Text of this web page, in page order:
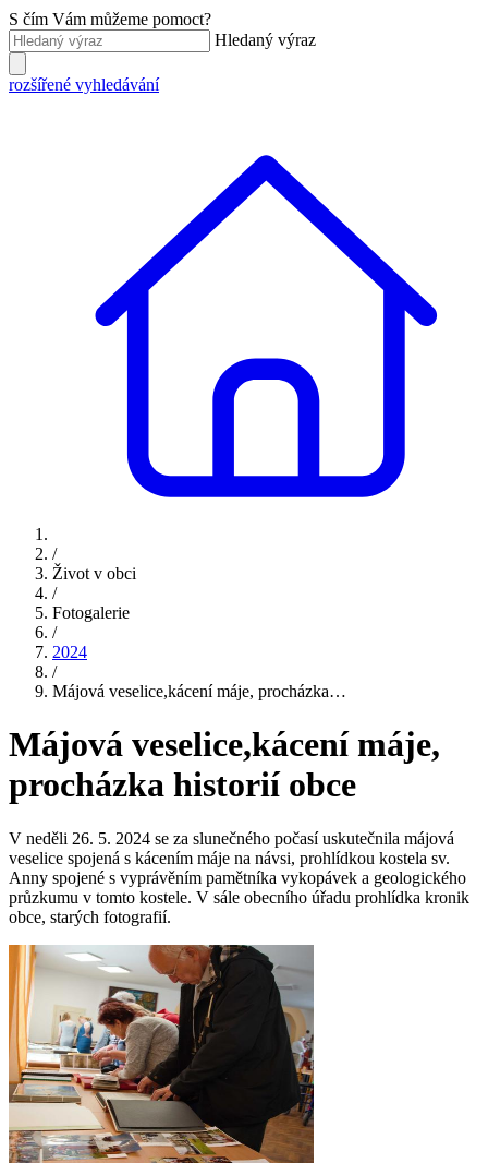
S čím Vám můžeme pomoct?
Hledaný výraz
rozšířené vyhledávání
/
Život v obci
/
Fotogalerie
/
2024
/
Májová veselice,kácení máje, procházka…
Májová veselice,kácení máje,
procházka historií obce
V neděli 26. 5. 2024 se za slunečného počasí uskutečnila májová
veselice spojená s kácením máje na návsi, prohlídkou kostela sv.
Anny spojené s vyprávěním pamětníka vykopávek a geologického
průzkumu v tomto kostele. V sále obecního úřadu prohlídka kronik
obce, starých fotografií.